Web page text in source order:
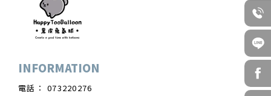
073220276